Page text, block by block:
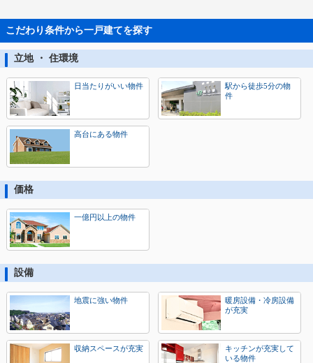
こだわり条件から一戸建てを探す
立地 ・ 住環境
日当たりがいい物件
駅から徒歩5分の物
件
高台にある物件
価格
一億円以上の物件
設備
地震に強い物件
暖房設備・冷房設備
が充実
収納スペースが充実
キッチンが充実して
いる物件